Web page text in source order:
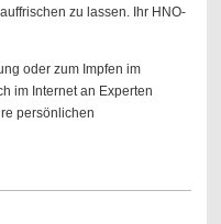
zu lassen. Ihr HNO-
oder zum Impfen im
im Internet an Experten
persönlichen